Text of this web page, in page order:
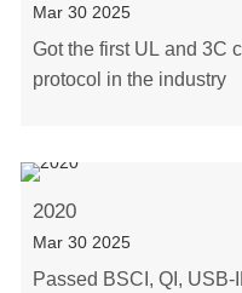
Mar 30 2025
Got the first UL and 3C
protocol in the industry
2020
Mar 30 2025
Passed BSCI, QI,